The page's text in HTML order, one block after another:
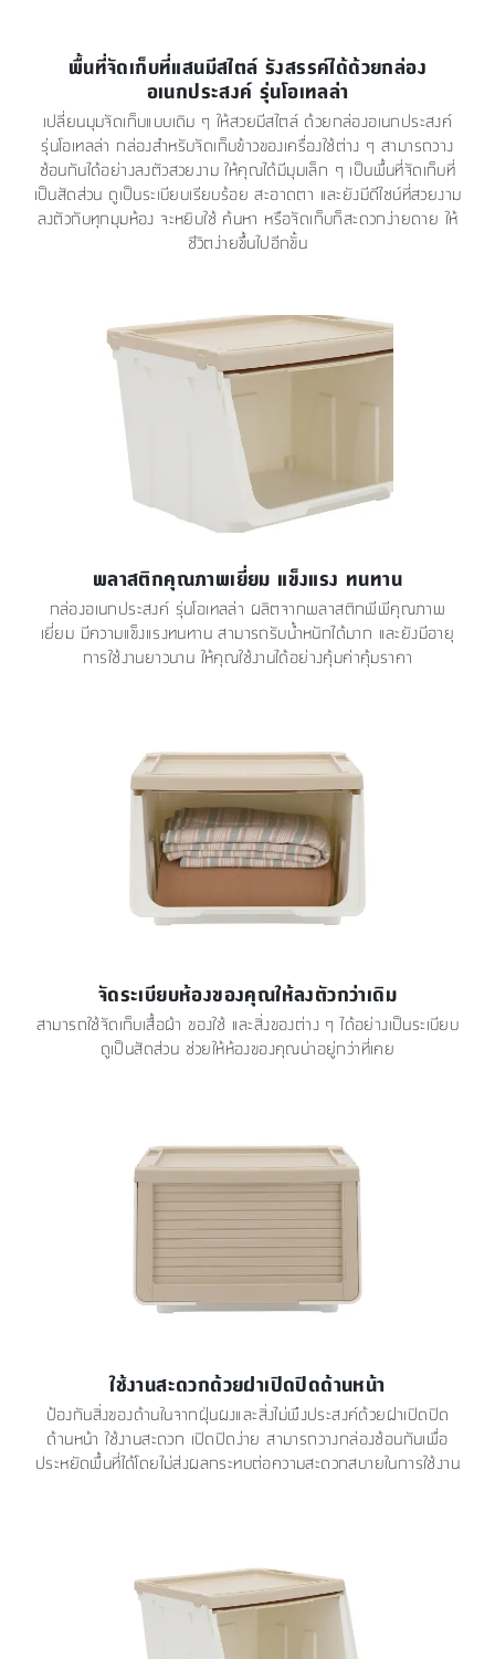
พื้นที่จัดเก็บที่แสนมีสไตล์ รังสรรค์ได้ด้วยกล่อง
อเนกประสงค์ รุ่นโอเทลล่า
เปลี่ยนมุมจัดเก็บแบบเดิม ๆ ให้สวยมีสไตล์ ด้วยกล่องอเนกประสงค์
รุ่นโอเทลล่า กล่องสำหรับจัดเก็บข้าวของเครื่องใช้ต่าง ๆ สามารถวาง
ซ้อนกันได้อย่างลงตัวสวยงาม ให้คุณได้มีมุมเล็ก ๆ เป็นพื้นที่จัดเก็บที่
เป็นสัดส่วน ดูเป็นระเบียบเรียบร้อย สะอาดตา และยังมีดีไซน์ที่สวยงาม
ลงตัวกับทุกมุมห้อง จะหยิบใช้ ค้นหา หรือจัดเก็บก็สะดวกง่ายดาย ให้
ชีวิตง่ายขึ้นไปอีกขั้น
พลาสติกคุณภาพเยี่ยม แข็งแรง ทนทาน
กล่องอเนกประสงค์ รุ่นโอเทลล่า ผลิตจากพลาสติกพีพีคุณภาพ
เยี่ยม มีความแข็งแรงทนทาน สามารถรับน้ำหนักได้มาก และยังมีอายุ
การใช้งานยาวนาน ให้คุณใช้งานได้อย่างคุ้มค่าคุ้มราคา
จัดระเบียบห้องของคุณให้ลงตัวกว่าเดิม
สามารถใช้จัดเก็บเสื้อผ้า ของใช้ และสิ่งของต่าง ๆ ได้อย่างเป็นระเบียบ
ดูเป็นสัดส่วน ช่วยให้ห้องของคุณน่าอยู่กว่าที่เคย
ใช้งานสะดวกด้วยฝาเปิดปิดด้านหน้า
ป้องกันสิ่งของด้านในจากฝุ่นผงและสิ่งไม่พึงประสงค์ด้วยฝาเปิดปิด
ด้านหน้า ใช้งานสะดวก เปิดปิดง่าย สามารถวางกล่องซ้อนกันเพื่อ
ประหยัดพื้นที่ได้โดยไม่ส่งผลกระทบต่อความสะดวกสบายในการใช้งาน